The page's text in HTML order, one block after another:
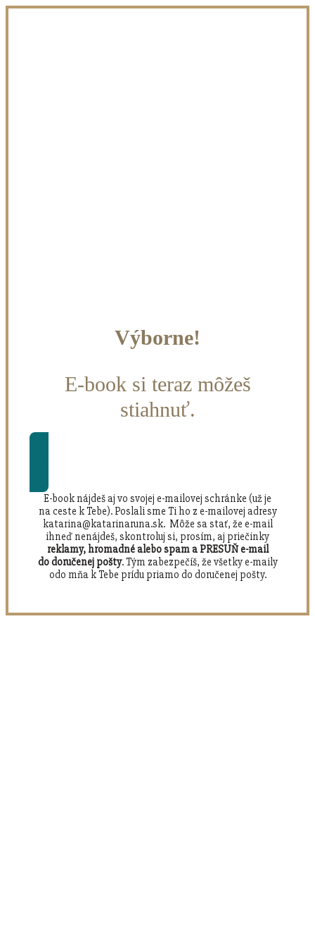
Výborne!
E-book si teraz môžeš
stiahnuť.
E-book nájdeš aj vo svojej e-mailovej schránke (už je
na ceste k Tebe). Poslali sme Ti ho z e-mailovej adresy
katarina@katarinaruna.sk. Môže sa stať, že e-mail
ihneď nenájdeš, skontroluj si, prosím, aj priečinky
reklamy, hromadné alebo spam a PRESUŇ e-mail
do doručenej pošty. Tým zabezpečíš, že všetky e-maily
odo mňa k Tebe prídu priamo do doručenej pošty.